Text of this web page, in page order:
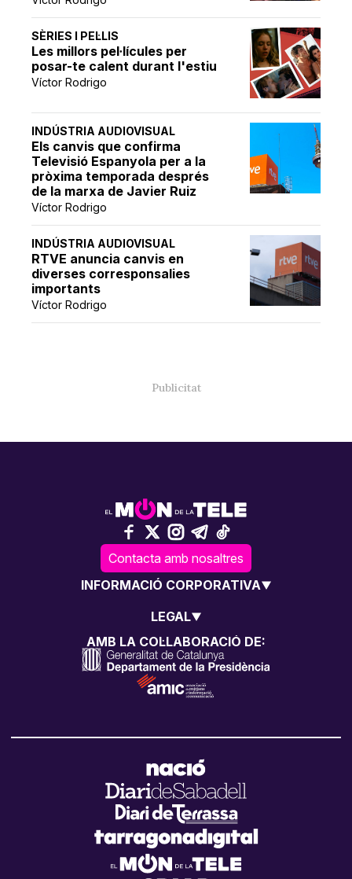
SÈRIES I PEL·LIS
Les millors pel·lícules per
posar-te calent durant l'estiu
Víctor Rodrigo
INDÚSTRIA AUDIOVISUAL
Els canvis que confirma
Televisió Espanyola per a la
pròxima temporada després
de la marxa de Javier Ruiz
Víctor Rodrigo
INDÚSTRIA AUDIOVISUAL
RTVE anuncia canvis en
diverses corresponsalies
importants
Víctor Rodrigo
Contacta amb nosaltres
INFORMACIÓ CORPORATIVA
LEGAL
AMB LA COL·LABORACIÓ DE: